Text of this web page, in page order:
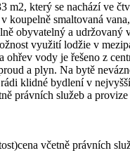
m2, který se nachází ve
koupelně smaltovaná
obyvatelný a
využití lodžie v
ohřev vody je řešeno z
a plyn. Na bytě
klidné bydlení v
právních služeb a
cena včetně právních